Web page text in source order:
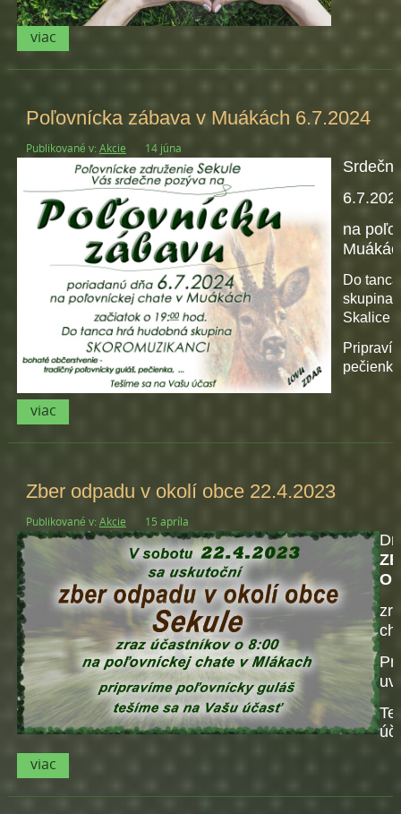
viac
Poľovnícka zábava v Muákách 6.7.2024
Publikované v:Akcie 14 júna
na
Do
skupina
Skalice
viac
Zber odpadu v okolí obce 22.4.2023
Publikované v: Akcie 15 apríla
viac